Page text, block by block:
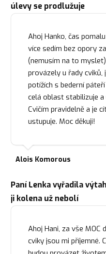
úlevy se prodlužuje
Ahoj Hanko, čas
více sedím bez opory
(nemusím na to
provázely u řady cviků,
potížích s bederní
celá oblast stabilizuje a
Cvičím pravidelně a je
ustupuje. Moc děkuji!
Alois Komorous
Paní Lenka vyřadila
ji kolena už nebolí
Ahoj Hani, za vše MOC
cviky jsou mi příjemné.